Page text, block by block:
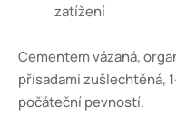
zatížení
Cementem vázaná,
přísadami zušlechtěná,
počáteční pevností.